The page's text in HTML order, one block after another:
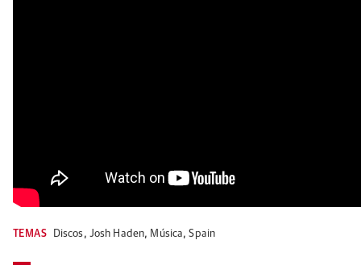
TEMAS Discos, Josh Haden, Música,Spain